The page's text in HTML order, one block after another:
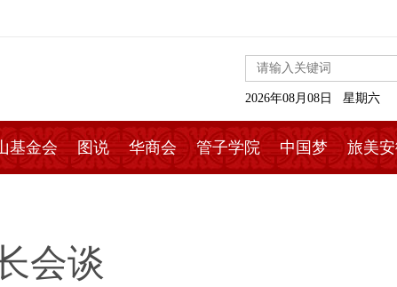
2026年08月08日 星期六
基金会 图说 华商会 管子学院 中国梦 旅美
会谈